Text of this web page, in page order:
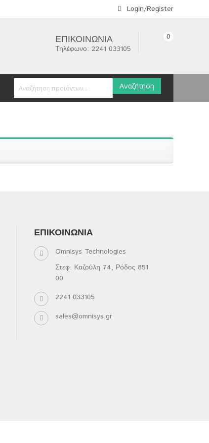
Login/Register
ΕΠΙΚΟΙΝΩΝΊΑ
Τηλέφωνο: 2241 033105
0
Αναζήτηση
ΕΠΙΚΟΙΝΩΝΊΑ
Omnisys Technologies
Στεφ. Καζούλη 74, Ρόδος 851
00
2241 033105
sales@omnisys.gr